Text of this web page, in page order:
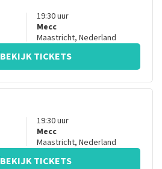
19:30uur
Mecc
Maastricht, Nederland
BEKIJK TICKETS
19:30uur
Mecc
Maastricht, Nederland
BEKIJK TICKETS